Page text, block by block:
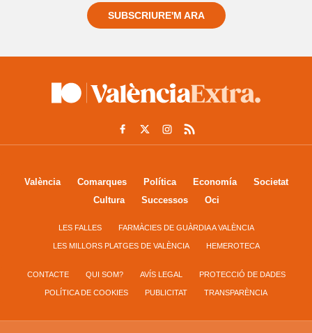
SUBSCRIURE'M ARA
València Comarques Política Economía
Societat
Cultura
Successos Oci
LES FALLES FARMÀCIES DE GUÀRDIA A VALÈNCIA
LES MILLORS PLATGES DE VALÈNCIA HEMEROTECA
CONTACTE QUI SOM? AVÍS LEGAL PROTECCIÓ DE DADES
POLÍTICA DE COOKIES PUBLICITAT TRANSPARÈNCIA